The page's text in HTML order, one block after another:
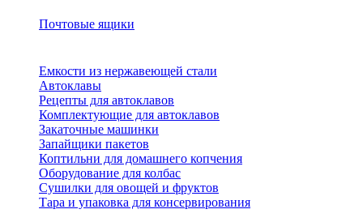
Почтовые ящики
Емкости из нержавеющей стали
Автоклавы
Рецепты для автоклавов
Комплектующие для автоклавов
Закаточные машинки
Запайщики пакетов
Коптильни для домашнего копчения
Оборудование для колбас
Сушилки для овощей и фруктов
Тара и упаковка для консервирования